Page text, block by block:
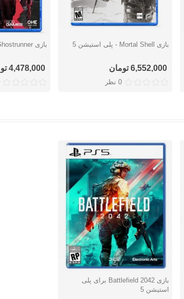
دوست داشتن بازی Mortal Shell - پلی استیشن 5
6,552,000 تومان
0 نظر
دوست بازی Ghostrunner - پلی استیشن 5
4,478,000 تومان
دوست داشتن بازی Battlefield 2042 برای پلی
استیشن 5